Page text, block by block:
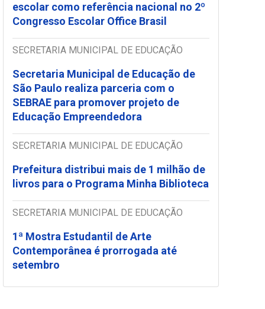
escolar como referência nacional no 2º
Congresso Escolar Office Brasil
SECRETARIA MUNICIPAL DE EDUCAÇÃO
Secretaria Municipal de Educação de
São Paulo realiza parceria com o
SEBRAE para promover projeto de
Educação Empreendedora
SECRETARIA MUNICIPAL DE EDUCAÇÃO
Prefeitura distribui mais de 1 milhão de
livros para o Programa Minha Biblioteca
SECRETARIA MUNICIPAL DE EDUCAÇÃO
1ª Mostra Estudantil de Arte
Contemporânea é prorrogada até
setembro